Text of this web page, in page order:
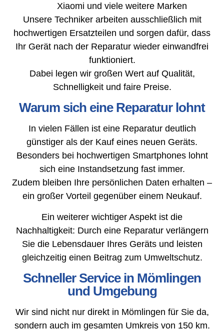
Xiaomi und viele weitere Marken
Unsere Techniker arbeiten ausschließlich mit
hochwertigen Ersatzteilen und sorgen dafür, dass
Ihr Gerät nach der Reparatur wieder einwandfrei
funktioniert.
Dabei legen wir großen Wert auf Qualität,
Schnelligkeit und faire Preise.
Warum sich eine Reparatur lohnt
In vielen Fällen ist eine Reparatur deutlich
günstiger als der Kauf eines neuen Geräts.
Besonders bei hochwertigen Smartphones lohnt
sich eine Instandsetzung fast immer.
Zudem bleiben Ihre persönlichen Daten erhalten –
ein großer Vorteil gegenüber einem Neukauf.
Ein weiterer wichtiger Aspekt ist die
Nachhaltigkeit: Durch eine Reparatur verlängern
Sie die Lebensdauer Ihres Geräts und leisten
gleichzeitig einen Beitrag zum Umweltschutz.
Schneller Service in Mömlingen
und Umgebung
Wir sind nicht nur direkt in Mömlingen für Sie da,
sondern auch im gesamten Umkreis von 150 km.